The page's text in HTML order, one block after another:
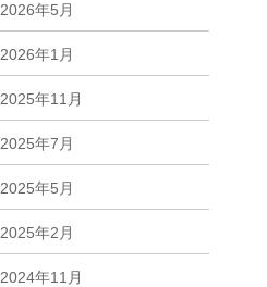
2026年5月
2026年1月
2025年11月
2025年7月
2025年5月
2025年2月
2024年11月